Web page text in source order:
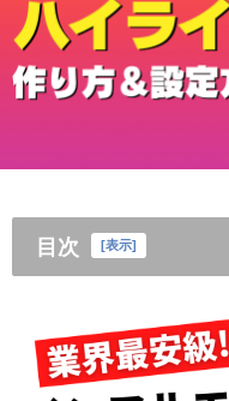
目次 [表示]